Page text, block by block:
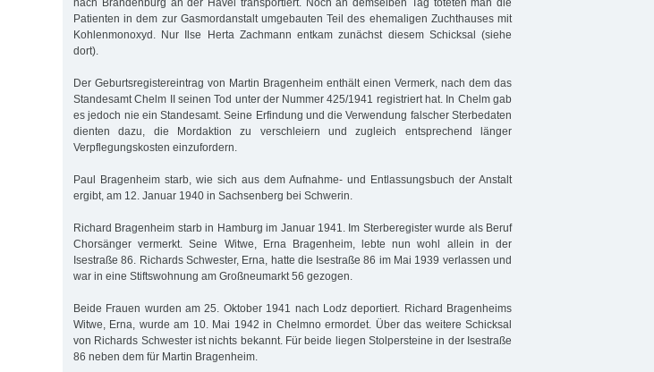
Patienten in dem zur Gasmordanstalt umgebauten Teil des ehemaligen Zuchthauses mit
Kohlenmonoxyd. Nur Ilse Herta Zachmann entkam zunächst diesem Schicksal (siehe
dort).
Der Geburtsregistereintrag von Martin Bragenheim enthält einen Vermerk, nach dem das
Standesamt Chelm II seinen Tod unter der Nummer 425/1941 registriert hat. In Chelm gab
es jedoch nie ein Standesamt. Seine Erfindung und die Verwendung falscher Sterbedaten
dienten dazu, die Mordaktion zu verschleiern und zugleich entsprechend länger
Verpflegungskosten einzufordern.
Paul Bragenheim starb, wie sich aus dem Aufnahme- und Entlassungsbuch der Anstalt
ergibt, am 12. Januar 1940 in Sachsenberg bei Schwerin.
Richard Bragenheim starb in Hamburg im Januar 1941. Im Sterberegister wurde als Beruf
Chorsänger vermerkt. Seine Witwe, Erna Bragenheim, lebte nun wohl allein in der
Isestraße 86. Richards Schwester, Erna, hatte die Isestraße 86 im Mai 1939 verlassen und
war in eine Stiftswohnung am Großneumarkt 56 gezogen.
Beide Frauen wurden am 25. Oktober 1941 nach Lodz deportiert. Richard Bragenheims
Witwe, Erna, wurde am 10. Mai 1942 in Chelmno ermordet. Über das weitere Schicksal
von Richards Schwester ist nichts bekannt. Für beide liegen Stolpersteine in der Isestraße
86 neben dem für Martin Bragenheim.